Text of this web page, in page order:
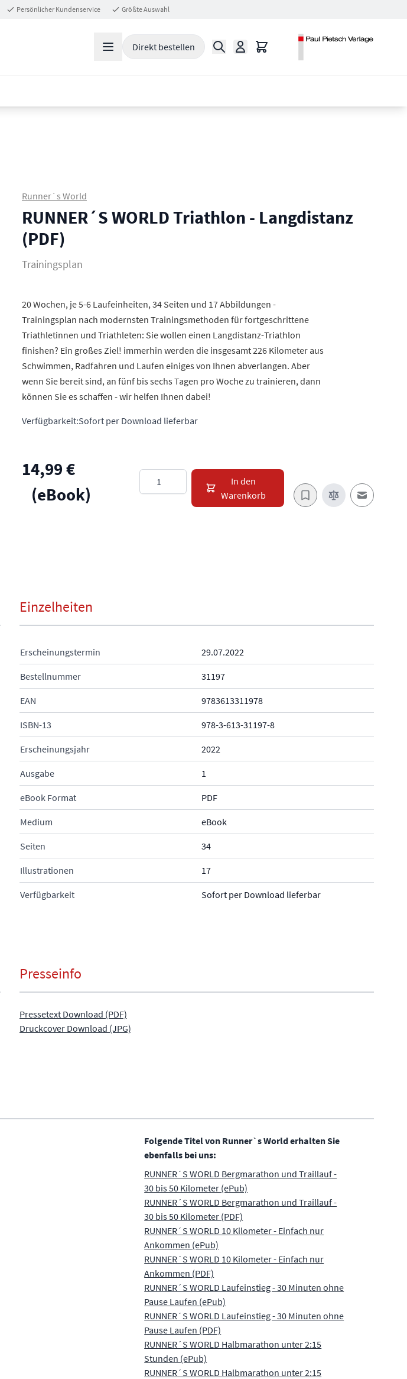
Persönlicher Kundenservice Größte Auswahl
Direkt bestellen Suche Warenkorb
Runner`s World
RUNNER´S WORLD Triathlon - Langdistanz
(PDF)
Trainingsplan
20 Wochen, je 5-6 Laufeinheiten, 34 Seiten und 17 Abbildungen -
Trainingsplan nach modernsten Trainingsmethoden für fortgeschrittene
Triathletinnen und Triathleten: Sie wollen einen Langdistanz-Triathlon
finishen? Ein großes Ziel! immerhin werden die insgesamt 226 Kilometer aus
Schwimmen, Radfahren und Laufen einiges von Ihnen abverlangen. Aber
wenn Sie bereit sind, an fünf bis sechs Tagen pro Woche zu trainieren, dann
können Sie es schaffen - wir helfen Ihnen dabei!
Verfügbarkeit:Sofort per Download lieferbar
14,99 €
(eBook)
Menge
In den
Warenkorb
E-Mail an
Einzelheiten
Erscheinungstermin 29.07.2022
Bestellnummer 31197
EAN 9783613311978
ISBN-13 978-3-613-31197-8
Erscheinungsjahr 2022
Ausgabe 1
eBook Format PDF
Medium eBook
Seiten 34
Illustrationen 17
Verfügbarkeit Sofort per Download lieferbar
Presseinfo
Pressetext Download (PDF)
Druckcover Download (JPG)
Folgende Titel von Runner`s World erhalten Sie
ebenfalls bei uns:
RUNNER´S WORLD Bergmarathon und Traillauf -
30 bis 50 Kilometer (ePub)
RUNNER´S WORLD Bergmarathon und Traillauf -
30 bis 50 Kilometer (PDF)
RUNNER´S WORLD 10 Kilometer - Einfach nur
Ankommen (ePub)
RUNNER´S WORLD 10 Kilometer - Einfach nur
Ankommen (PDF)
RUNNER´S WORLD Laufeinstieg - 30 Minuten ohne
Pause Laufen (ePub)
RUNNER´S WORLD Laufeinstieg - 30 Minuten ohne
Pause Laufen (PDF)
RUNNER´S WORLD Halbmarathon unter 2:15
Stunden (ePub)
RUNNER´S WORLD Halbmarathon unter 2:15